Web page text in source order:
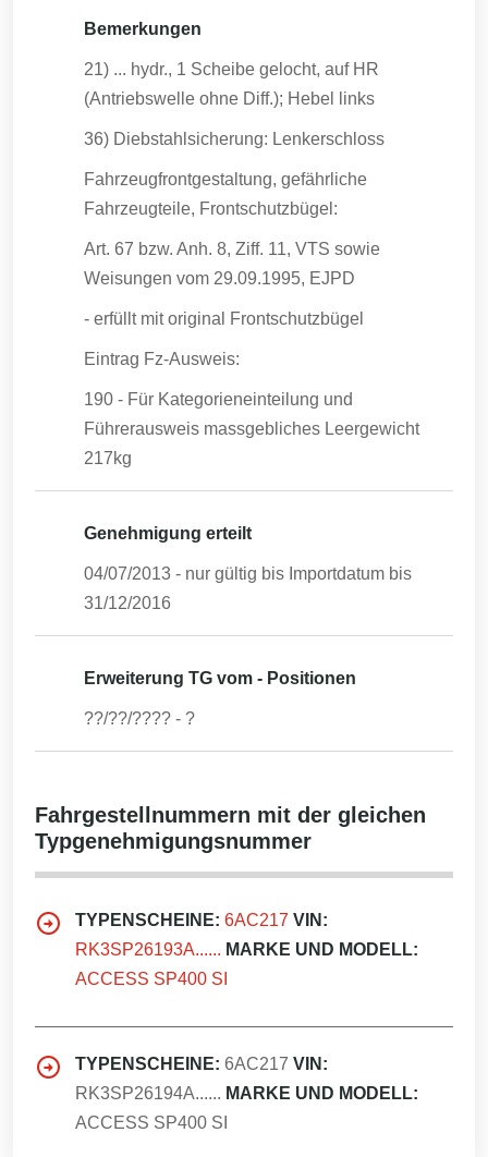
Bemerkungen
21) ... hydr., 1 Scheibe gelocht, auf HR
(Antriebswelle ohne Diff.); Hebel links
36) Diebstahlsicherung: Lenkerschloss
Fahrzeugfrontgestaltung, gefährliche
Fahrzeugteile, Frontschutzbügel:
Art. 67 bzw. Anh. 8, Ziff. 11, VTS sowie
Weisungen vom 29.09.1995, EJPD
- erfüllt mit original Frontschutzbügel
Eintrag Fz-Ausweis:
190 - Für Kategorieneinteilung und
Führerausweis massgebliches Leergewicht
217kg
Genehmigung erteilt
04/07/2013 - nur gültig bis Importdatum bis
31/12/2016
Erweiterung TG vom - Positionen
??/??/???? - ?
Fahrgestellnummern mit der gleichen
Typgenehmigungsnummer
TYPENSCHEINE: 6AC217 VIN:
RK3SP26193A...... MARKE UND MODELL:
ACCESS SP400 SI
TYPENSCHEINE: 6AC217 VIN:
RK3SP26194A...... MARKE UND MODELL:
ACCESS SP400 SI